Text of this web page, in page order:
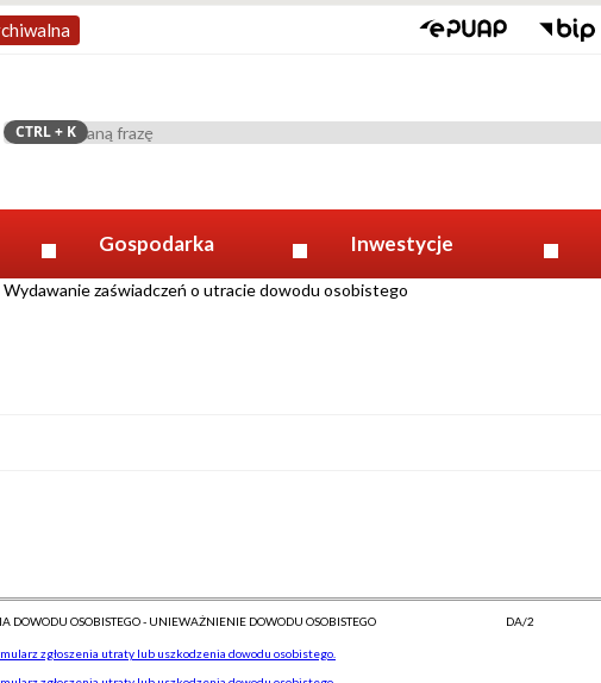
Szukaj
CTRL+ K
Gospodarka Inwestycje
zaświadczeń o utracie dowodu osobistego
DOWODU OSOBISTEGO - UNIEWAŻNIENIE DOWODU OSOBISTEGO DA/2
zgłoszenia utraty lub uszkodzenia dowodu osobistego.